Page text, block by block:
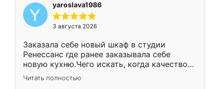
yaroslava1986
3 августа 2026
Заказала себе новый шкаф в студии
Ренессанс где ранее заказывала себе
новую кухню.Чего искать, когда качеством
вполне довольна. Служит кухня уже почти
два года, нареканий нет.
Читать полностью